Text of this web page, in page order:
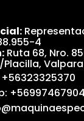
4
Ruta 68, Nro.
+56323325370
+56997467904